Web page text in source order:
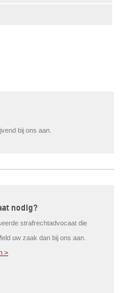
bij ons aan.
nodig?
strafrechtadvocaat die
uw zaak dan bij ons aan.
>